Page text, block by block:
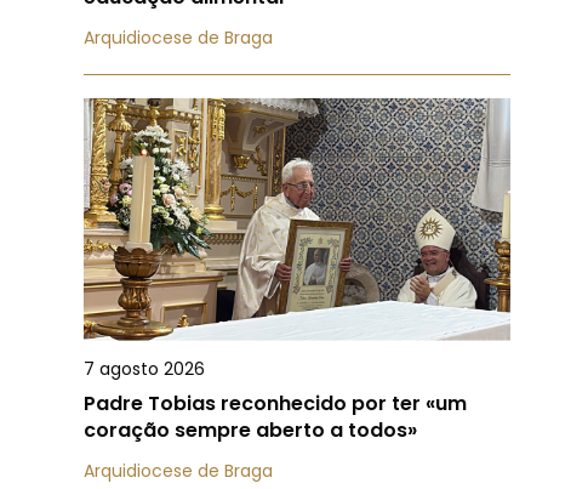
Arquidiocese de Braga
7 agosto 2026
Padre Tobias reconhecido por ter «um
coração sempre aberto a todos»
Arquidiocese de Braga